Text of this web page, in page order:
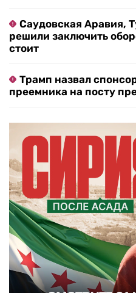
Саудовская Аравия,
решили заключить
стоит
Трамп назвал
преемника на посту